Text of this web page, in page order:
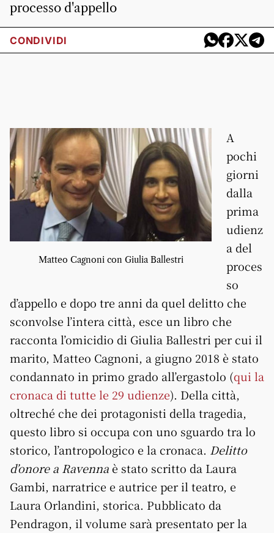
processo d'appello
CONDIVIDI
Matteo Cagnoni con Giulia Ballestri
A
pochi
giorni
dalla
prima
udienz
a del
proces
so
d’appello e dopo tre anni da quel delitto che
sconvolse l’intera città, esce un libro che
racconta l’omicidio di Giulia Ballestri per cui il
marito, Matteo Cagnoni, a giugno 2018 è stato
condannato in primo grado all’ergastolo (qui la
cronaca di tutte le 29 udienze). Della città,
oltreché che dei protagonisti della tragedia,
questo libro si occupa con uno sguardo tra lo
storico, l’antropologico e la cronaca. Delitto
d’onore a Ravennaè stato scritto da Laura
Gambi, narratrice e autrice per il teatro, e
Laura Orlandini, storica. Pubblicato da
Pendragon, il volume sarà presentato per la